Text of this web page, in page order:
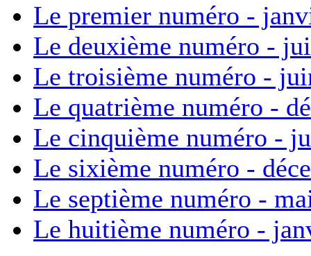
Le premier numéro -
Le deuxième numéro -
Le troisième numéro -
Le quatrième numéro -
Le cinquième numéro -
Le sixième numéro -
Le septième numéro -
Le huitième numéro -